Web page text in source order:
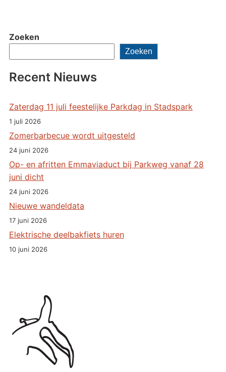
Zoeken
Zoeken
Recent Nieuws
Zaterdag 11 juli feestelijke Parkdag in Stadspark
1 juli 2026
Zomerbarbecue wordt uitgesteld
24 juni 2026
Op- en afritten Emmaviaduct bij Parkweg vanaf 28
juni dicht
24 juni 2026
Nieuwe wandeldata
17 juni 2026
Elektrische deelbakfiets huren
10 juni 2026